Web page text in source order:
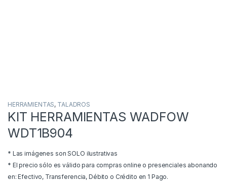
HERRAMIENTAS, TALADROS
KIT HERRAMIENTAS WADFOW
WDT1B904
* Las imágenes son SOLO ilustrativas
* El precio sólo es válido para compras online o presenciales abonando
en: Efectivo, Transferencia, Débito o Crédito en 1 Pago.